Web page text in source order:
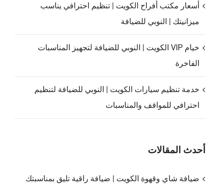
أسعار مكتب أفراح الكويت | تنظيم احترافي يناسب
ميزانيتك | النوبي للضيافة
خيام VIP الكويت | النوبي للضيافة لتجهيز المناسبات
الفاخرة
خدمة تنظيم سيارات الكويت | النوبي للضيافة لتنظيم
احترافي للمواقف والمناسبات
أحدث المقالات
ضيافة شاي وقهوة الكويت | ضيافة راقية تليق بمناسبتك